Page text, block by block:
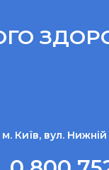
м. Київ, вул. Нижній